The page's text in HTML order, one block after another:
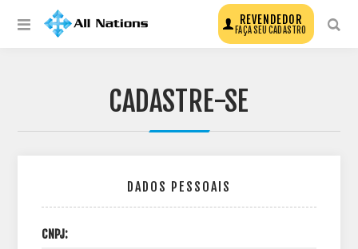
REVENDEDOR
FAÇA SEU CADASTRO
CADASTRE-SE
DADOS PESSOAIS
CNPJ: